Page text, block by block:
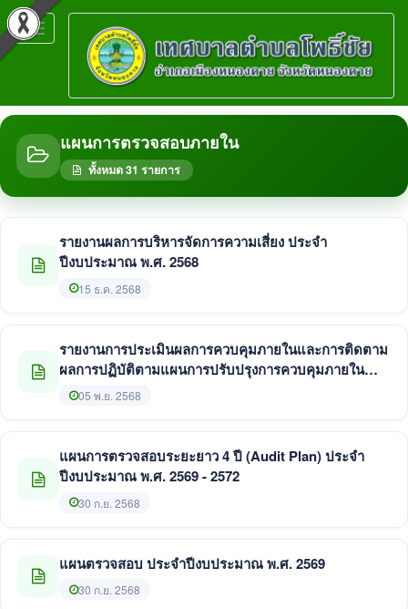
Toggle
navigation
แผนการตรวจสอบภายใน
ทั้งหมด 31 รายการ
รายงานผลการบริหารจัดการความเสี่ยง ประจำ
ปีงบประมาณ พ.ศ. 2568
15 ธ.ค. 2568
รายงานการประเมินผลการควบคุมภายในและการติดตาม
ผลการปฏิบัติตามแผนการปรับปรุงการควบคุมภายใน
ประจำปีงบประมาณ พ.ศ. 2568
05 พ.ย. 2568
แผนการตรวจสอบระยะยาว 4 ปี (Audit Plan) ประจำ
ปีงบประมาณ พ.ศ. 2569 - 2572
30 ก.ย. 2568
แผนตรวจสอบ ประจำปีงบประมาณ พ.ศ. 2569
30 ก.ย. 2568